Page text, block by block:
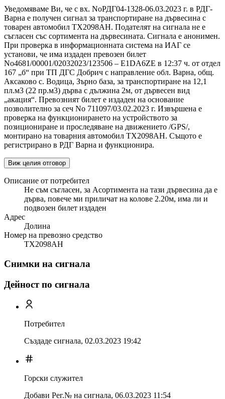
Уведомяваме Ви, че с вх. NoРДГ04-1328-06.03.2023 г. в РДГ-
Варна е получен сигнал за транспортиране на дървесина с
товарен автомобил ТХ2098АН. Подателят на сигнала не е
съгласен със сортимента на дървесината. Сигнала е анонимен.
При проверка в информационната система на ИАГ се
установи, че има издаден превозен билет
No4681/00001/02032023/123506 – E1DA6ZE в 12:37 ч. от отдел
167 „б“ при ТП ДГС Добрич с направление обл. Варна, общ.
Аксаково с. Водица, Зърно база, за транспортиране на 12,1
пл.м3 (22 пр.м3) дърва с дължина 2м, от дървесен вид
„акация“. Превозният билет е издаден на основание
позволително за сеч No 711097/03.02.2023 г. Извършена е
проверка на функционирането на устройството за
позициониране и проследяване на движението /GPS/,
монтирано на товарния автомобил ТХ2098АН. Същото е
регистрирано в РДГ Варна и функционира.
Виж целия отговор
Описание от потребител
Не съм съгласен, за Асортимента на тази дървесина да е
дърва, повече ми приличат на колове 2.20м, има ли и
подвозен билет издаден
Адрес
Долина
Номер на превозно средство
ТХ2098АН
Снимки на сигнала
Дейност по сигнала
Потребител
Създаде сигнала, 02.03.2023 19:42
Горски служител
Добави Рег.№ на сигнала, 06.03.2023 11:54